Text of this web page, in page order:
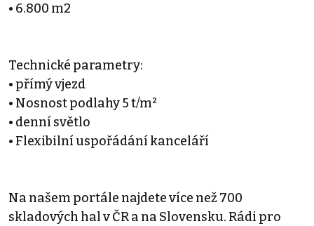
• 6.800 m2
Technické parametry:
• přímý vjezd
• Nosnost podlahy 5 t/m²
• denní světlo
• Flexibilní uspořádání kanceláří
Na našem portále najdete více než 700
skladových hal v ČR a na Slovensku. Rádi pro